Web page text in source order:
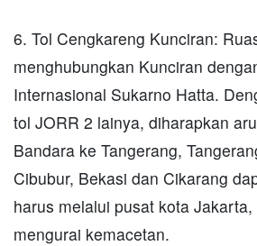
6. Tol Cengkareng Kunciran:
menghubungkan Kunciran
Internasional Sukarno Hatta.
tol JORR 2 lainya, diharapkan
Bandara ke Tangerang,
Cibubur, Bekasi dan Cikarang
harus melalui pusat kota
mengurai kemacetan.